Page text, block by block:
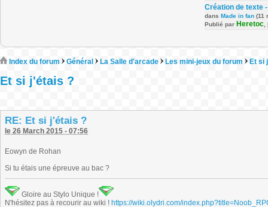
Création de texte
dans Made in fan (11
Publié par Heretoc
Index du forum Général La Salle d'arcade Les mini-jeux du forum Et si
Et si j'étais ?
RE: Et si j'étais ?
le 26 March 2015 - 07:56
Eowyn de Rohan
Si tu étais une épreuve au bac ?
Gloire au Stylo Unique !
N'hésitez pas à recourir au wiki ! https://wiki.olydri.com/